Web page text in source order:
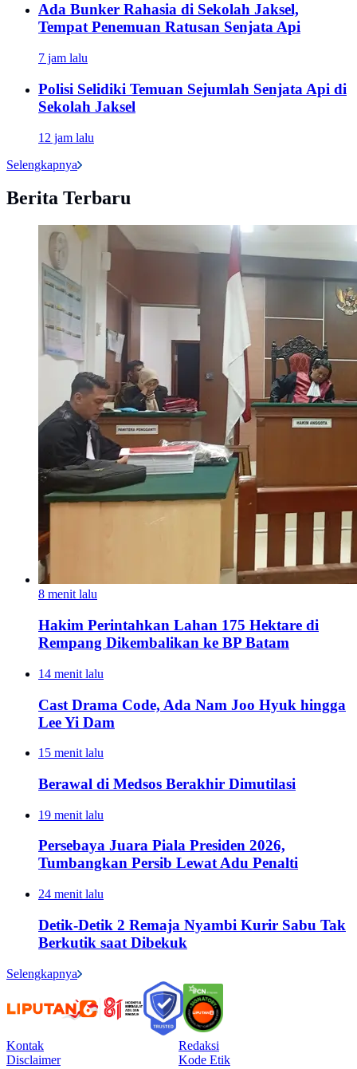
Ada Bunker Rahasia di Sekolah Jaksel,
Tempat Penemuan Ratusan Senjata Api
7 jam lalu
Polisi Selidiki Temuan Sejumlah Senjata Api di
Sekolah Jaksel
12 jam lalu
Selengkapnya
Berita Terbaru
8 menit lalu
Hakim Perintahkan Lahan 175 Hektare di
Rempang Dikembalikan ke BP Batam
14 menit lalu
Cast Drama Code, Ada Nam Joo Hyuk hingga
Lee Yi Dam
15 menit lalu
Berawal di Medsos Berakhir Dimutilasi
19 menit lalu
Persebaya Juara Piala Presiden 2026,
Tumbangkan Persib Lewat Adu Penalti
24 menit lalu
Detik-Detik 2 Remaja Nyambi Kurir Sabu Tak
Berkutik saat Dibekuk
Selengkapnya
Kontak
Redaksi
Disclaimer
Kode Etik